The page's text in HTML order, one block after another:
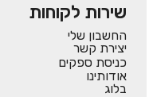
שירות לקוחות
החשבון שלי
יצירת קשר
כניסת ספקים
אודותינו
בלוג